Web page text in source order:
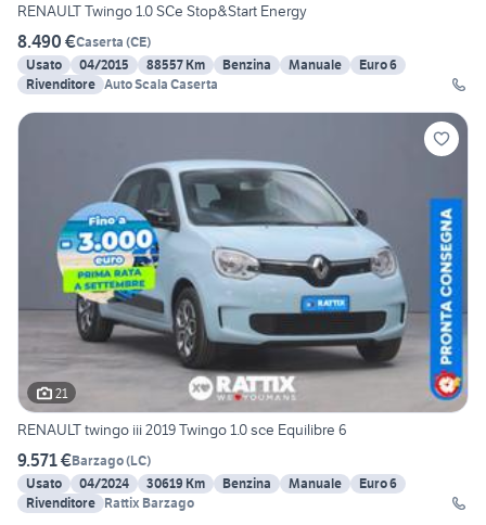
RENAULT Twingo 1.0 SCe Stop&Start Energy
8.490 €Caserta (CE)
Usato
04/2015 88557 Km Benzina Manuale
Euro 6
Rivenditore Auto Scala Caserta
21
RENAULT twingo iii 2019 Twingo 1.0 sce Equilibre 6
9.571 €Barzago(LC)
Usato
04/2024 30619 Km Benzina Manuale
Euro 6
Rivenditore Rattix Barzago